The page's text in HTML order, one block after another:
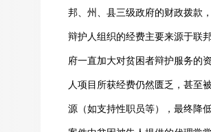
邦、州、县三级政府的财政拨款
辩护人组织的经费主要来源于联
府一直加大对贫困者辩护服务的
人项目所获经费仍然匮乏，甚至
源（如支持性职员等），最终降